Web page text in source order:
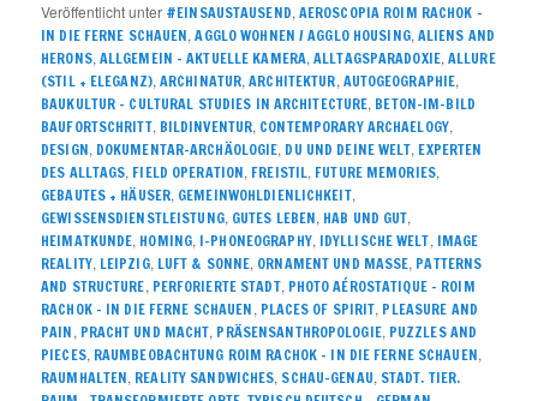
Veröffentlicht unter #EINSAUSTAUSEND, AEROSCOPIA ROIM RACHOK –
IN DIE FERNE SCHAUEN,AGGLO WOHNEN / AGGLO HOUSING, ALIENS AND
HERONS, ALLGEMEIN – AKTUELLE KAMERA,ALLTAGSPARADOXIE, ALLURE
(STIL + ELEGANZ), ARCHINATUR,ARCHITEKTUR, AUTOGEOGRAPHIE,
BAUKULTUR – CULTURAL STUDIES IN ARCHITECTURE, BETON-IM-BILD
BAUFORTSCHRITT, BILDINVENTUR, CONTEMPORARY ARCHAELOGY,
DESIGN, DOKUMENTAR-ARCHÄOLOGIE, DU UND DEINE WELT, EXPERTEN
DES ALLTAGS, FIELD OPERATION, FREISTIL, FUTURE MEMORIES,
GEBAUTES + HÄUSER, GEMEINWOHLDIENLICHKEIT,
GEWISSENSDIENSTLEISTUNG, GUTES LEBEN, HAB UND GUT,
HEIMATKUNDE, HOMING, I-PHONEOGRAPHY, IDYLLISCHE WELT, IMAGE
REALITY, LEIPZIG, LUFT & SONNE, ORNAMENT UND MASSE, PATTERNS
AND STRUCTURE, PERFORIERTE STADT, PHOTO AÉROSTATIQUE – ROIM
RACHOK – IN DIE FERNE SCHAUEN, PLACES OF SPIRIT, PLEASURE AND
PAIN, PRACHT UND MACHT, PRÄSENSANTHROPOLOGIE, PUZZLES AND
PIECES, RAUMBEOBACHTUNG ROIM RACHOK – IN DIE FERNE SCHAUEN,
RAUMHALTEN, REALITY SANDWICHES, SCHAU-GENAU, STADT. TIER.